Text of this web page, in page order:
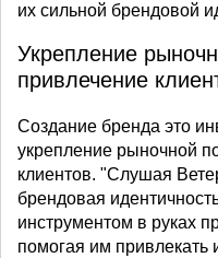
их сильной брендовой
Укрепление
привлечение
Создание бренда это
укрепление рыночной
клиентов. "Слушая
брендовая
инструментом в руках
помогая им привлекать